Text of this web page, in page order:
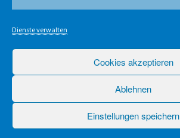
Dienste verwalten
Cookies akzeptieren
Ablehnen
Einstellungen speichern